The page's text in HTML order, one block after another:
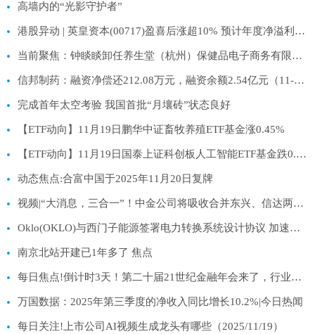
高墙内的“光影守护者”
港股异动 | 英皇资本(00717)盈喜后涨超10% 预计年度净溢利不少于1.2亿港元
当前聚焦：钟睒睒卸任养生堂（杭州）保健品电子商务有限公司法定代表人
信邦制药：融资净偿还212.08万元，融资余额2.54亿元（11-19）
完成首年太空考验 我国首批“月壤砖”状态良好
【ETF动向】11月19日鹏华中证畜牧养殖ETF基金涨0.45%
【ETF动向】11月19日国泰上证科创板人工智能ETF基金跌0.91%
动态焦点:合富中国于2025年11月20日复牌
视频|“大消息，三合一”！中金公司将吸收合并东兴、信达两券商，千亿市值券商腾飞
Oklo(OKLO)与西门子能源签署电力转换系统设计协议 加速其首座核电站建设 热文
南京北站开建已1年多了 焦点
每日焦点!倒计时3天！第二十届21世纪金融年会来了，行业共话金融未来
万国数据：2025年第三季度的净收入同比增长10.2%|今日热闻
每日关注!上市公司AI视频生成龙头有哪些（2025/11/19）